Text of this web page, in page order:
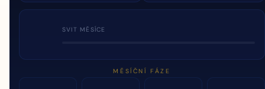
SVIT MĚSÍCE
MĚSÍČNÍ FÁZE